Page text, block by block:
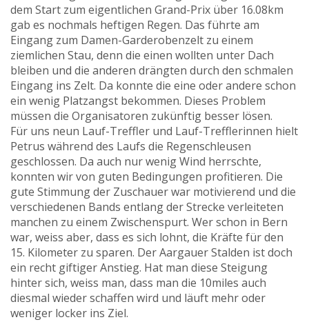
dem Start zum eigentlichen Grand-Prix über 16.08km
gab es nochmals heftigen Regen. Das führte am
Eingang zum Damen-Garderobenzelt zu einem
ziemlichen Stau, denn die einen wollten unter Dach
bleiben und die anderen drängten durch den schmalen
Eingang ins Zelt. Da konnte die eine oder andere schon
ein wenig Platzangst bekommen. Dieses Problem
müssen die Organisatoren zukünftig besser lösen.
Für uns neun Lauf-Treffler und Lauf-Trefflerinnen hielt
Petrus während des Laufs die Regenschleusen
geschlossen. Da auch nur wenig Wind herrschte,
konnten wir von guten Bedingungen profitieren. Die
gute Stimmung der Zuschauer war motivierend und die
verschiedenen Bands entlang der Strecke verleiteten
manchen zu einem Zwischenspurt. Wer schon in Bern
war, weiss aber, dass es sich lohnt, die Kräfte für den
15. Kilometer zu sparen. Der Aargauer Stalden ist doch
ein recht giftiger Anstieg. Hat man diese Steigung
hinter sich, weiss man, dass man die 10miles auch
diesmal wieder schaffen wird und läuft mehr oder
weniger locker ins Ziel.